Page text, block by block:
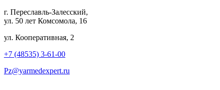
г. Переславль-Залесский,
ул. 50 лет Комсомола, 16
ул. Кооперативная, 2
+7 (48535) 3-61-00
Pz@yarmedexpert.ru